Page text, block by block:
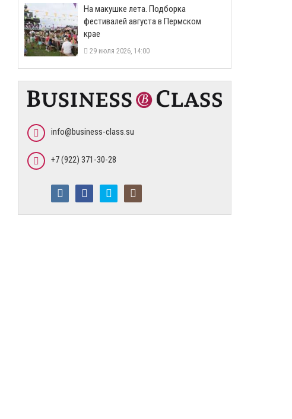
На макушке лета. Подборка
фестивалей августа в Пермском
крае
29 июля 2026, 14:00
info@business-class.su
+7 (922) 371-30-28